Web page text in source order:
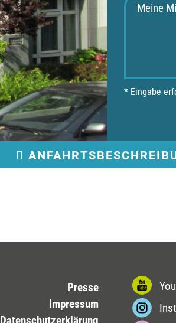
* Eingabe
ANFAHRT
Presse
Impressum
Datenschutzerklärung